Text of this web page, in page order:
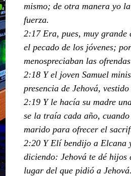
mismo; de otra manera yo
fuerza.
2:17 Era, pues, muy grande
el pecado de los jóvenes;
menospreciaban las
2:18 Y el joven Samuel
presencia de Jehová,
2:19 Y le hacía su madre
se la traía cada año,
marido para ofrecer el
2:20 Y Elí bendijo a Elcana
diciendo: Jehová te dé hijos
lugar del que pidió a